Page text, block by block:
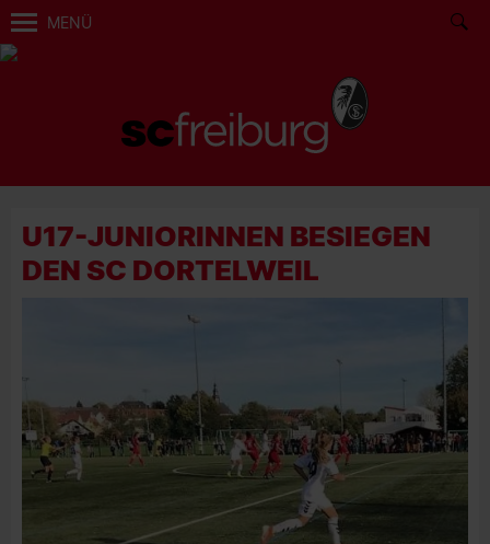
MENÜ
U17-JUNIORINNEN BESIEGEN
DEN SC DORTELWEIL